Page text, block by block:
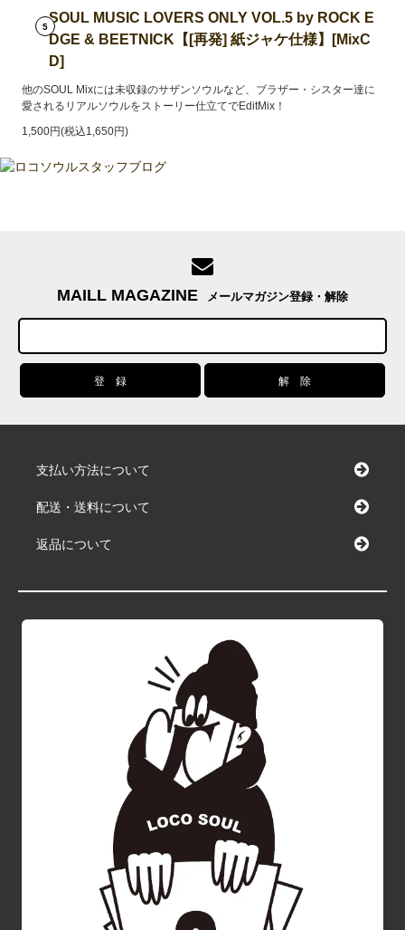
5
SOUL MUSIC LOVERS ONLY VOL.5 by ROCK E
DGE & BEETNICK【[再発] 紙ジャケ仕様】[MixC
D]
他のSOUL Mixには未収録のサザンソウルなど、ブラザー・シスター達に
愛されるリアルソウルをストーリー仕立てでEditMix！
1,500円(税込1,650円)
MAILL MAGAZINE メールマガジン登録・解除
支払い方法について
配送・送料について
返品について